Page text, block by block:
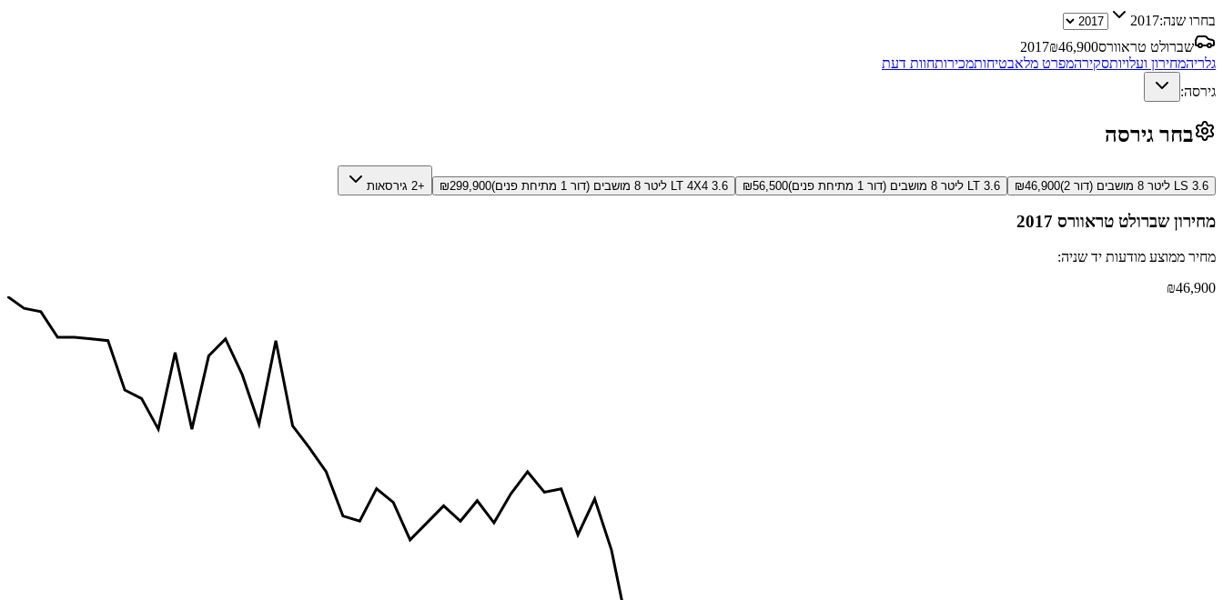
בחרו שנה:2017
שברולט טראוורס
2017₪46,900
גלריהמחירון ועלויותסקירהמפרט מלאבטיחותמכירותחוות דעת
גירסה:
בחר גירסה
LS 3.6 ליטר 8 מושבים (דור 2) ₪46,900 LT 3.6 ליטר 8 מושבים (דור 1 מתיחת פנים) ₪56,500 LT 4X4 3.6 ליטר 8 מושבים (דור 1 מתיחת פנים) ₪299,900 +2 גירסאות
מחירוןשברולט טראוורס 2017
מחיר ממוצע מודעות יד שניה:
₪46,900